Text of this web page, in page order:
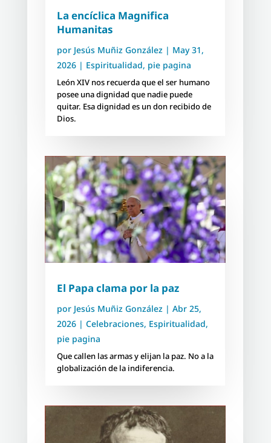
La encíclica Magnifica
Humanitas
por Jesús Muñiz González| May 31,
2026| Espiritualidad, pie pagina
León XIV nos recuerda que el ser humano
posee una dignidad que nadie puede
quitar. Esa dignidad es un don recibido de
Dios.
El Papa clama por la paz
por Jesús Muñiz González | Abr 25,
2026| Celebraciones, Espiritualidad,
pie pagina
Que callen las armas y elijan la paz. No a la
globalización de la indiferencia.